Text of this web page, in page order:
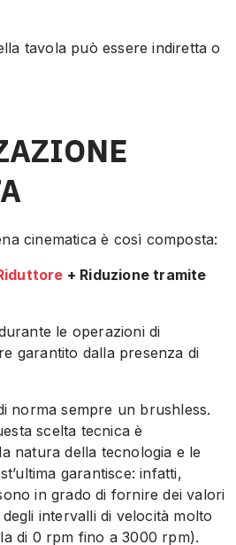
tavola può essere indiretta o
cinematica è così composta:
+ Riduzione tramite
le operazioni di
garantito dalla presenza di
norma sempre un brushless.
scelta tecnica è
natura della tecnologia e le
garantisce: infatti,
in grado di fornire dei valori
intervalli di velocità molto
di 0 rpm fino a 3000 rpm).